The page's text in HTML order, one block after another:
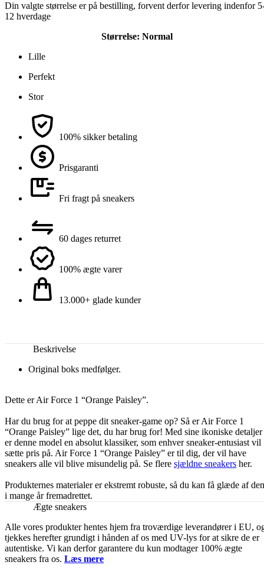
Din valgte størrelse er på bestilling, forvent derfor levering indenfor
12 hverdage
Størrelse: Normal
Lille
Perfekt
Stor
100% sikker betaling
Prisgaranti
Fri fragt på sneakers
60 dages returret
100% ægte varer
13.000+ glade kunder
Beskrivelse
Original boks medfølger.
Dette er Air Force 1 “Orange Paisley”.
Har du brug for at peppe dit sneaker-game op? Så er Air Force 1
“Orange Paisley” lige det, du har brug for! Med sine ikoniske detaljer
er denne model en absolut klassiker, som enhver sneaker-entusiast vil
sætte pris på. Air Force 1 “Orange Paisley” er til dig, der vil have
sneakers alle vil blive misundelig på. Se flere sjældne sneakers her.
Produkternes materialer er ekstremt robuste, så du kan få glæde af
i mange år fremadrettet.
Ægte sneakers
Alle vores produkter hentes hjem fra troværdige leverandører i EU,
tjekkes herefter grundigt i hånden af os med UV-lys for at sikre de er
autentiske. Vi kan derfor garantere du kun modtager 100% ægte
sneakers fra os. Læs mere